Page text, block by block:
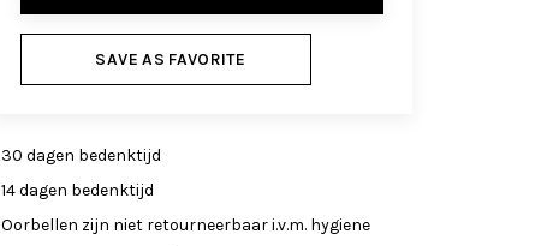
SAVE AS FAVORITE
30 dagen bedenktijd
14 dagen bedenktijd
Oorbellen zijn niet retourneerbaar i.v.m. hygiene